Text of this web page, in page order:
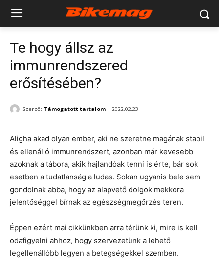
Te hogy állsz az
immunrendszered
erősítésében?
Szerző: Támogatott tartalom 2022.02.23.
Aligha akad olyan ember, aki ne szeretne magának stabil
és ellenálló immunrendszert, azonban már kevesebb
azoknak a tábora, akik hajlandóak tenni is érte, bár sok
esetben a tudatlanság a ludas. Sokan ugyanis bele sem
gondolnak abba, hogy az alapvető dolgok mekkora
jelentőséggel bírnak az egészségmegőrzés terén.
Éppen ezért mai cikkünkben arra térünk ki, mire is kell
odafigyelni ahhoz, hogy szervezetünk a lehető
legellenállóbb legyen a betegségekkel szemben.